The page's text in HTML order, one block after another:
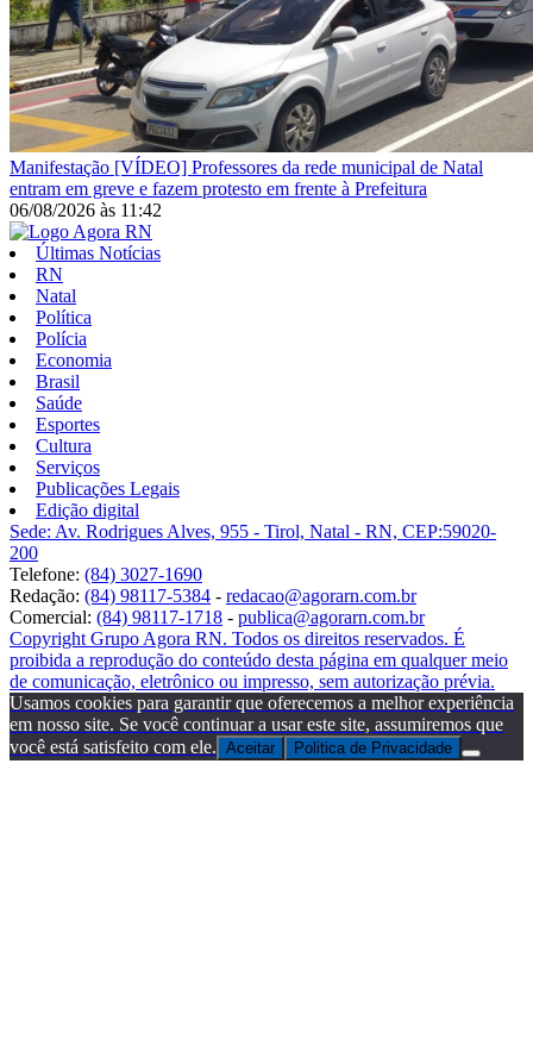
Manifestação [VÍDEO] Professores da rede municipal de Natal
entram em greve e fazem protesto em frente à Prefeitura
06/08/2026 às 11:42
Últimas Notícias
RN
Natal
Política
Polícia
Economia
Brasil
Saúde
Esportes
Cultura
Serviços
Publicações Legais
Edição digital
Sede: Av. Rodrigues Alves, 955 - Tirol, Natal - RN, CEP:59020-
200
Telefone: (84) 3027-1690
Redação: (84) 98117-5384 - redacao@agorarn.com.br
Comercial: (84) 98117-1718 - publica@agorarn.com.br
Copyright Grupo Agora RN. Todos os direitos reservados. É
proibida a reprodução do conteúdo desta página em qualquer meio
de comunicação, eletrônico ou impresso, sem autorização prévia.
Usamos cookies para garantir que oferecemos a melhor experiência
em nosso site. Se você continuar a usar este site, assumiremos que
você está satisfeito com ele. Aceitar Politica de Privacidade